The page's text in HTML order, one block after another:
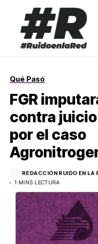
Qué Pasó
FGR
contra juicio
por el caso
REDACCIÓN RUIDO EN LA
1 MINS LECTURA